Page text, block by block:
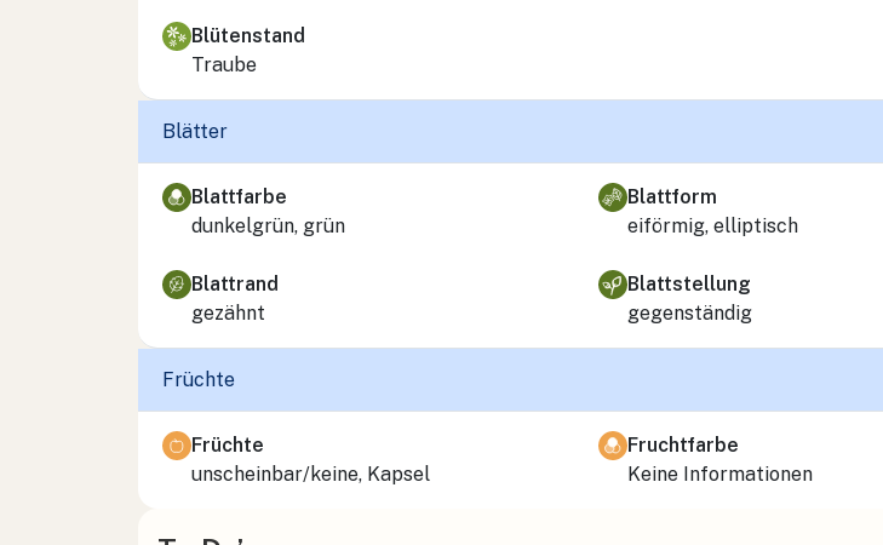
Blütenstand
Traube
Blätter
Blattfarbe
dunkelgrün, grün
Blattform
eiförmig, elliptisch
Blattrand
gezähnt
Blattstellung
gegenständig
Früchte
Früchte
unscheinbar/keine, Kapsel
Fruchtfarbe
Keine Informationen